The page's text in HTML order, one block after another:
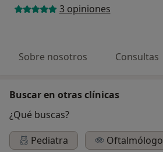
3 opiniones
Sobre nosotros Consultas
Buscar en otras clínicas
¿Qué buscas?
Pediatra
Oftalmólogo